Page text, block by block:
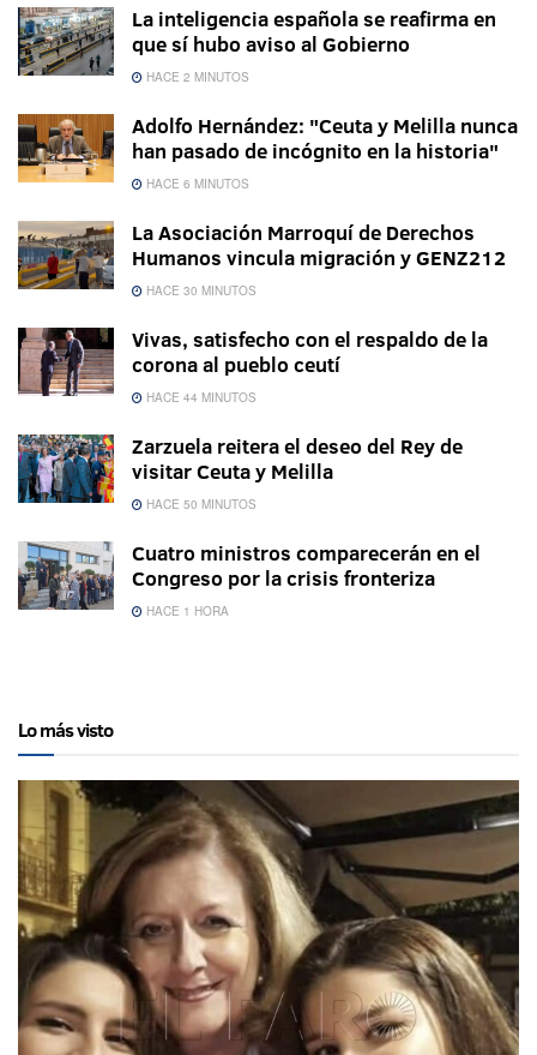
La inteligencia española se reafirma en
que sí hubo aviso al Gobierno
HACE 2 MINUTOS
Adolfo Hernández: "Ceuta y Melilla nunca
han pasado de incógnito en la historia"
HACE 6 MINUTOS
La Asociación Marroquí de Derechos
Humanos vincula migración y GENZ212
HACE 30 MINUTOS
Vivas, satisfecho con el respaldo de la
corona al pueblo ceutí
HACE 44 MINUTOS
Zarzuela reitera el deseo del Rey de
visitar Ceuta y Melilla
HACE 50 MINUTOS
Cuatro ministros comparecerán en el
Congreso por la crisis fronteriza
HACE 1 HORA
Lo más visto